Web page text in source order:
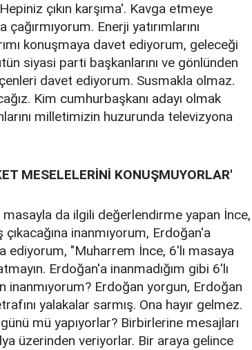
çıkın karşıma'. Kavga etmeye
Enerji yatırımlarını
konuşmaya davet ediyorum, geleceği
siyasi parti başkanlarını ve gönlünden
davet ediyorum. Susmakla olmaz.
Kim cumhurbaşkanı adayı olmak
milletimizin huzurunda televizyona
MESELELERİNİ KONUŞMUYORLAR'
da ilgili değerlendirme yapan İnce,
inanmıyorum, Erdoğan'a
ediyorum, "Muharrem İnce, 6'lı masaya
Erdoğan'a inanmadığım gibi 6'lı
inanmıyorum? Erdoğan yorgun, Erdoğan
yalakalar sarmış. Ona hayır gelmez.
mü yapıyorlar? Birbirlerine mesajları
üzerinden veriyorlar. Bir araya gelince